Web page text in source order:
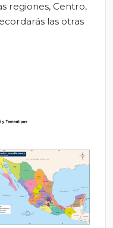
regiones, Centro,
las otras